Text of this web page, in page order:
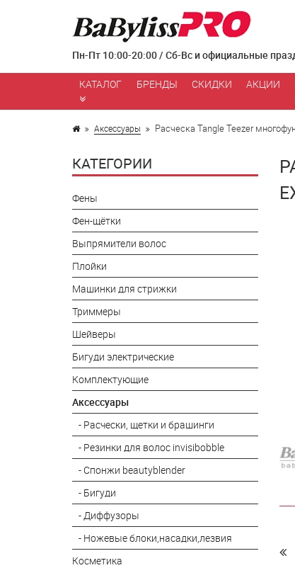
Пн-Пт 10:00-20:00 / Сб-Вс и официальные
КАТАЛОГ БРЕНДЫ СКИДКИ АКЦИИ
Аксессуары Расческа Tangle Teezer
КАТЕГОРИИ
Фены
Фен-щётки
Выпрямители волос
Плойки
Машинки для стрижки
Триммеры
Шейверы
Бигуди электрические
Комплектующие
Аксессуары
- Расчески, щетки и брашинги
- Резинки для волос invisibobble
- Спонжи beautyblender
- Бигуди
- Диффузоры
- Ножевые блоки,насадки,лезвия
Косметика